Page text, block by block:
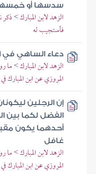
سدسها أو
الزهد لابن المبارك >
فأستجيب له
دعاء الساهي في
الزهد لابن المبارك > ما
المروزي عن ابن
إن الرجلين
الفضل لكما بين
أحدهما يكون
غافل
الزهد لابن المبارك > ما
المروزي عن ابن